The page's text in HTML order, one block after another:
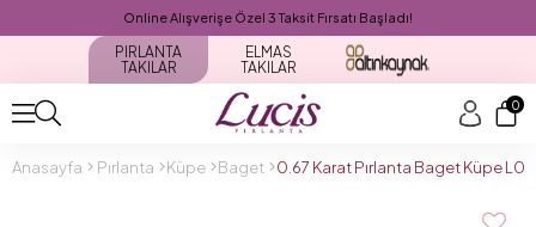
Online Alışverişe Özel 3 Taksit Fırsatı Başladı!
PIRLANTA
TAKILAR
ELMAS
TAKILAR
0
Anasayfa Pırlanta Küpe Baget 0.67 Karat Pırlanta Baget Küpe